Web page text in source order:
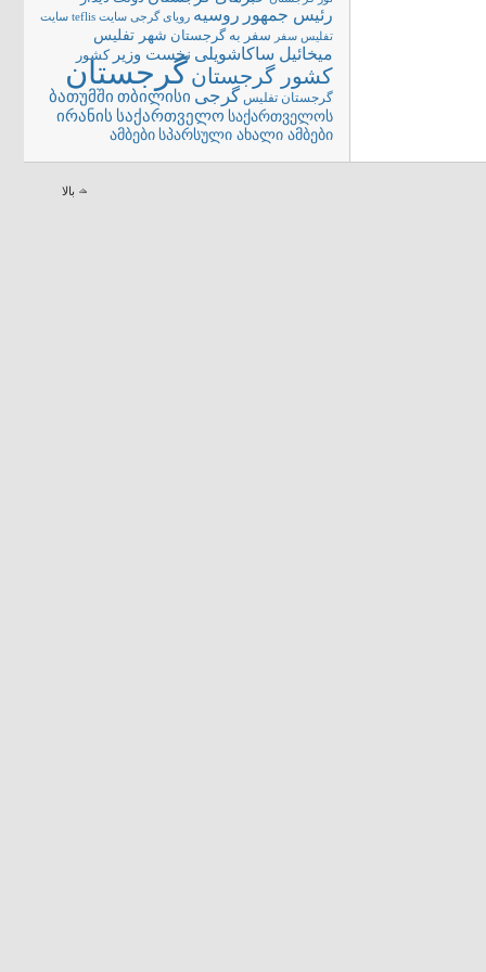
رئیس جمهور روسیه رویای گرجی سایت teflis
سایت
تفلیس سفر سفر به گرجستان شهر تفلیس
میخائیل ساکاشویلی نخست وزیر کشور
کشور گرجستانگرجستان
گرجستان تفلیس گرجی ბათუმში თბილისი
ირანის საქართველო საქართველოს
ამბები სპარსული ახალი ამბები
بالا